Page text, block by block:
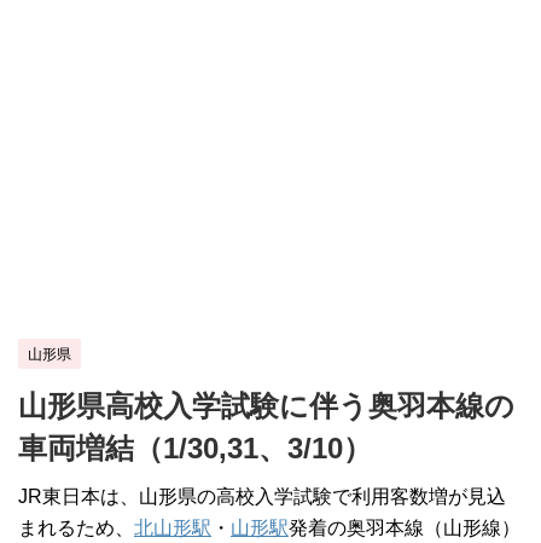
山形県
山形県高校入学試験に伴う奥羽本線の
車両増結（1/30,31、3/10）
JR東日本は、山形県の高校入学試験で利用客数増が見込
まれるため、 北山形駅 ・ 山形駅発着の奥羽本線（山形線）